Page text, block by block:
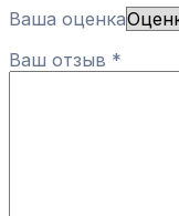
Ваша оценка
Ваш отзыв *